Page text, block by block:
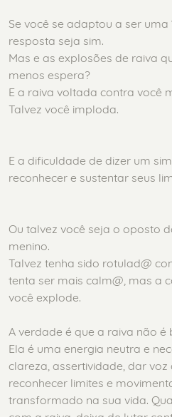
Se você se adaptou a ser uma
resposta seja sim.
Mas e as explosões de raiva
menos espera?
E a raiva voltada contra você
Talvez você imploda.
E a dificuldade de dizer um
reconhecer e sustentar seus
Ou talvez você seja o oposto
menino.
Talvez tenha sido rotulad@
tenta ser mais calm@, mas a
você explode.
A verdade é que a raiva não é
Ela é uma energia neutra e
clareza, assertividade, dar
reconhecer limites e
transformado na sua vida.